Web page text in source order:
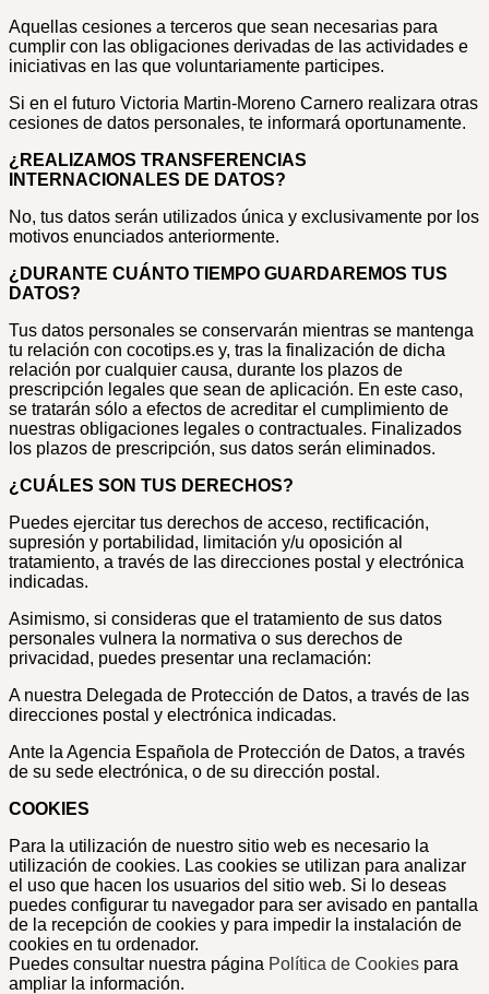
Aquellas cesiones a terceros que sean necesarias para
cumplir con las obligaciones derivadas de las actividades e
iniciativas en las que voluntariamente participes.
Si en el futuro Victoria Martin-Moreno Carnero realizara otras
cesiones de datos personales, te informará oportunamente.
¿REALIZAMOS TRANSFERENCIAS
INTERNACIONALES DE DATOS?
No, tus datos serán utilizados única y exclusivamente por los
motivos enunciados anteriormente.
¿DURANTE CUÁNTO TIEMPO GUARDAREMOS TUS
DATOS?
Tus datos personales se conservarán mientras se mantenga
tu relación con cocotips.es y, tras la finalización de dicha
relación por cualquier causa, durante los plazos de
prescripción legales que sean de aplicación. En este caso,
se tratarán sólo a efectos de acreditar el cumplimiento de
nuestras obligaciones legales o contractuales. Finalizados
los plazos de prescripción, sus datos serán eliminados.
¿CUÁLES SON TUS DERECHOS?
Puedes ejercitar tus derechos de acceso, rectificación,
supresión y portabilidad, limitación y/u oposición al
tratamiento, a través de las direcciones postal y electrónica
indicadas.
Asimismo, si consideras que el tratamiento de sus datos
personales vulnera la normativa o sus derechos de
privacidad, puedes presentar una reclamación:
A nuestra Delegada de Protección de Datos, a través de las
direcciones postal y electrónica indicadas.
Ante la Agencia Española de Protección de Datos, a través
de su sede electrónica, o de su dirección postal.
COOKIES
Para la utilización de nuestro sitio web es necesario la
utilización de cookies. Las cookies se utilizan para analizar
el uso que hacen los usuarios del sitio web. Si lo deseas
puedes configurar tu navegador para ser avisado en pantalla
de la recepción de cookies y para impedir la instalación de
cookies en tu ordenador.
Puedes consultar nuestra página Política de Cookies para
ampliar la información.